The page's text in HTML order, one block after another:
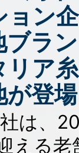
ョン
ラ
リア
が登場
は、
える